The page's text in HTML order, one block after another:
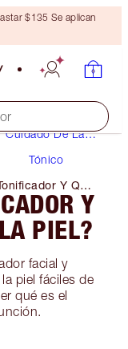
$135 Se aplican
Cuidado De La
Tónico
Y Qué
Piel?
Y
PIEL?
facial y
piel fáciles de
qué es el